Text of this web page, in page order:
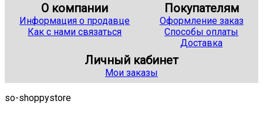
О компании
Информация о продавце
Как с нами связаться
Покупателям
Оформление заказ
Способы оплаты
Доставка
Личный кабинет
Мои заказы
so-shoppystore